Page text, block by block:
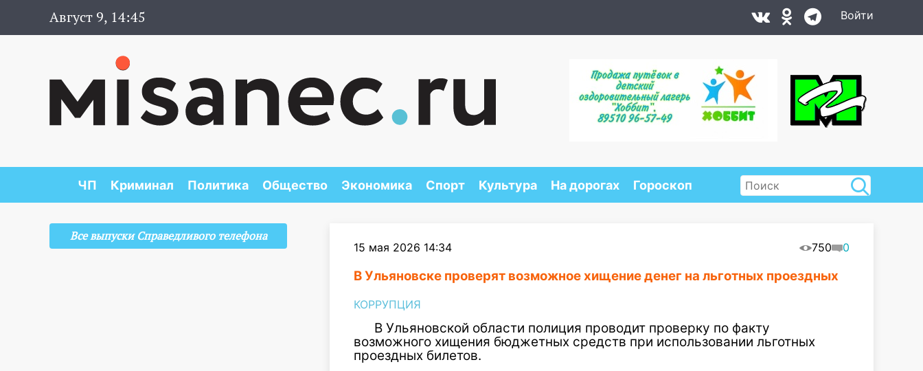
Август 9, 14:45 Войти
ЧП Криминал Политика Общество Экономика Спорт Культура На дорогах Гороскоп
15 мая 2026 14:34 750 0
В Ульяновске проверят возможное хищение денег на льготных проездных
КОРРУПЦИЯ
В Ульяновской области полиция проводит проверку по факту
возможного хищения бюджетных средств при использовании льготных
проездных билетов.
Все выпуски Справедливого телефона